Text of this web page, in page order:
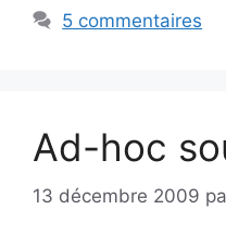
5 commentaires
Ad-hoc
13 décembre 2009